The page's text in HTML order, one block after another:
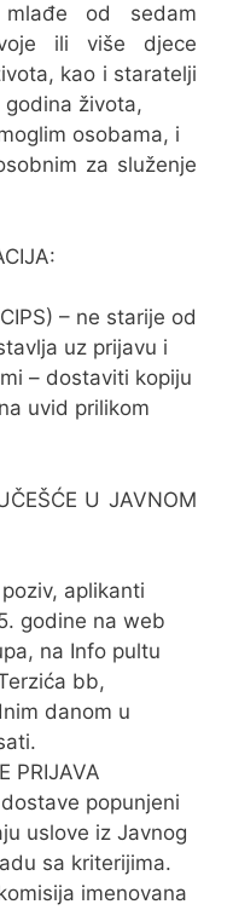
od sedam
ili više djece
kao i staratelji
života,
osobama, i
za služenje
– ne starije od
uz prijavu i
– dostaviti kopiju
uvid prilikom
U JAVNOM
aplikanti
godine na web
na Info pultu
bb,
danom u
PRIJAVA
popunjeni
uslove iz Javnog
sa kriterijima.
imenovana